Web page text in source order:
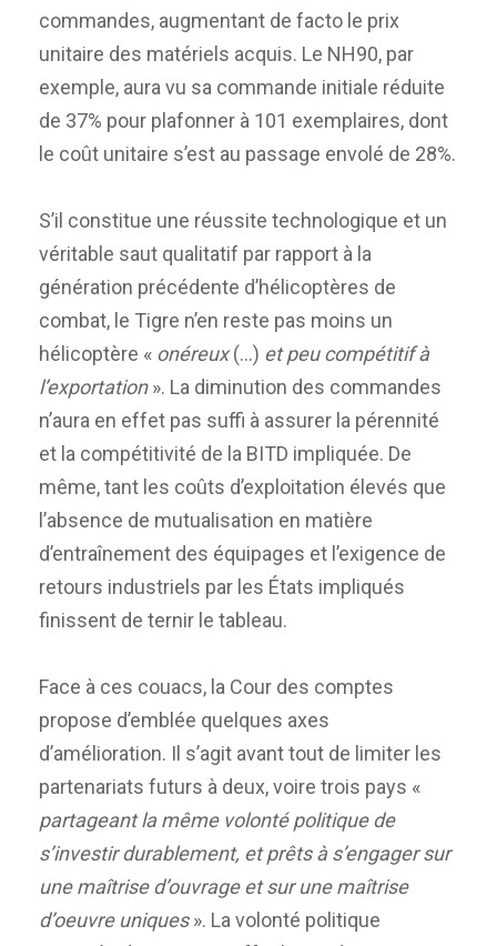
commandes, augmentant de facto le prix
unitaire des matériels acquis. Le NH90, par
exemple, aura vu sa commande initiale réduite
de 37% pour plafonner à 101 exemplaires, dont
le coût unitaire s’est au passage envolé de 28%.
S’il constitue une réussite technologique et un
véritable saut qualitatif par rapport à la
génération précédente d’hélicoptères de
combat, le Tigre n’en reste pas moins un
hélicoptère « onéreux(…) et peu compétitif à
l’exportation». La diminution des commandes
n’aura en effet pas suffi à assurer la pérennité
et la compétitivité de la BITD impliquée. De
même, tant les coûts d’exploitation élevés que
l’absence de mutualisation en matière
d’entraînement des équipages et l’exigence de
retours industriels par les États impliqués
finissent de ternir le tableau.
Face à ces couacs, la Cour des comptes
propose d’emblée quelques axes
d’amélioration. Il s’agit avant tout de limiter les
partenariats futurs à deux, voire trois pays «
partageant la même volonté politique de
s’investir durablement, et prêts à s’engager sur
une maîtrise d’ouvrage et sur une maîtrise
d’oeuvre uniques». La volonté politique